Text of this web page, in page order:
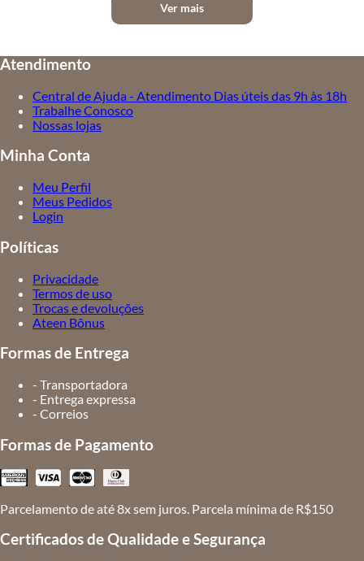
Ver mais
Atendimento
Central de Ajuda - Atendimento Dias úteis das 9h às 18h
Trabalhe Conosco
Nossas lojas
Minha Conta
Meu Perfil
Meus Pedidos
Login
Políticas
Privacidade
Termos de uso
Trocas e devoluções
Ateen Bônus
Formas de Entrega
- Transportadora
- Entrega expressa
- Correios
Formas de Pagamento
Parcelamento de até 8x sem juros. Parcela mínima de R$150
Certificados de Qualidade e Segurança